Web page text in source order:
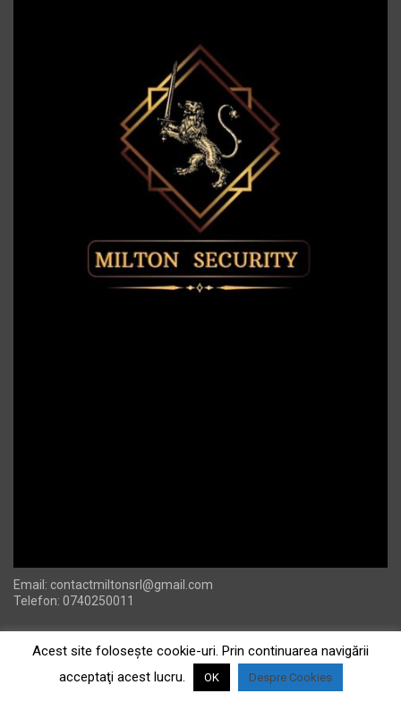
Email: contactmiltonsrl@gmail.com
Telefon: 0740250011
Acest site foloseşte cookie-uri. Prin continuarea navigării
acceptaţi acest lucru.
OK Despre Cookies